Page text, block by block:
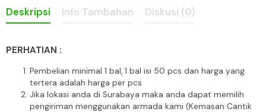
Deskripsi Info Tambahan Diskusi (0)
PERHATIAN :
Pembelian minimal 1 bal, 1 bal isi 50 pcs dan harga yang
tertera adalah harga per pcs
Jika lokasi anda di Surabaya maka anda dapat memilih
pengiriman menggunakan armada kami (Kemasan Cantik